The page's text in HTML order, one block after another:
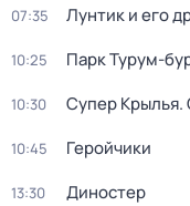
07:35 Лунтик и его
10:25 Парк Турум-
10:30 Супер Крылья.
10:45 Геройчики
13:30 Диностер